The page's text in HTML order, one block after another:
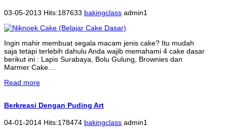
03-05-2013 Hits:187633 bakingclass admin1
Ingin mahir membuat segala macam jenis cake? Itu mudah
saja tetapi terlebih dahulu Anda wajib memahami 4 cake dasar
berikut ini : Lapis Surabaya, Bolu Gulung, Brownies dan
Marmer Cake....
Read more
Berkreasi Dengan Puding Art
04-01-2014 Hits:178474 bakingclass admin1